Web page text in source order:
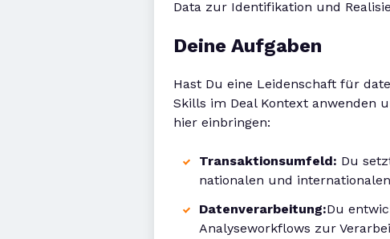
Data zur Identifikation und
Deine Aufgaben
Hast Du eine Leidenschaft für
Skills im Deal Kontext anwenden
hier einbringen:
Transaktionsumfeld: Du
nationalen und
Datenverarbeitung:Du
Analyseworkflows zur